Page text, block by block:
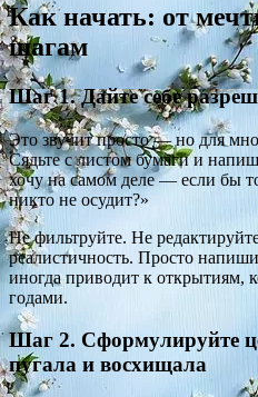
Как начать: от
шагам
Шаг 1. Дайте себе
Это звучит просто — но для
Сядьте с листом бумаги и
хочу на самом деле — если бы
никто не осудит?»
Не фильтруйте. Не
реалистичность. Просто
иногда приводит к открытиям,
годами.
Шаг 2. Сформулируйте
пугала и восхищала